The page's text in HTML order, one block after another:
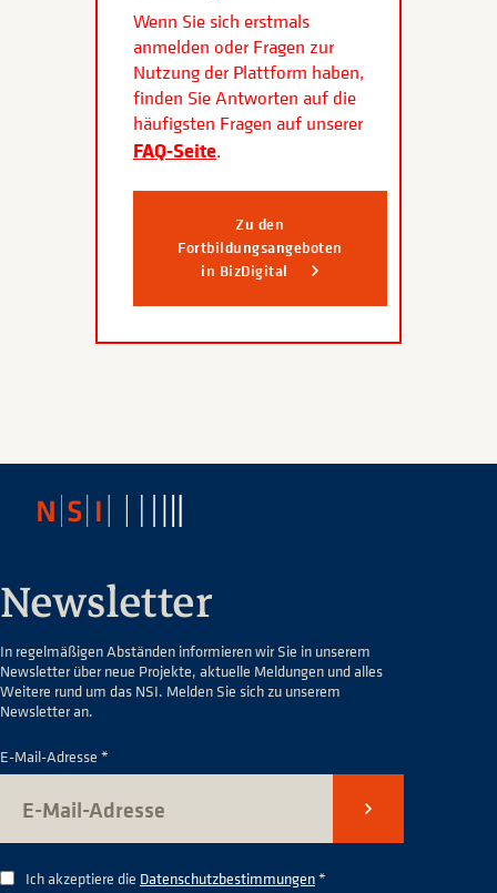
Wenn Sie sich erstmals
anmelden oder Fragen zur
Nutzung der Plattform haben,
finden Sie Antworten auf die
häufigsten Fragen auf unserer
FAQ-Seite.
Zu den
Fortbildungsangeboten
in BizDigital
Newsletter
In regelmäßigen Abständen informieren wir Sie in unserem
Newsletter über neue Projekte, aktuelle Meldungen und alles
Weitere rund um das NSI. Melden Sie sich zu unserem
Newsletter an.
E-Mail-Adresse *
Senden
Ich akzeptiere die Datenschutzbestimmungen*